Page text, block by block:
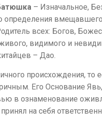
– Изначальное,
определения
всех: Богов,
видимого и
– Дао.
происхождения, то
Его Основание
в ознаменование
на себя